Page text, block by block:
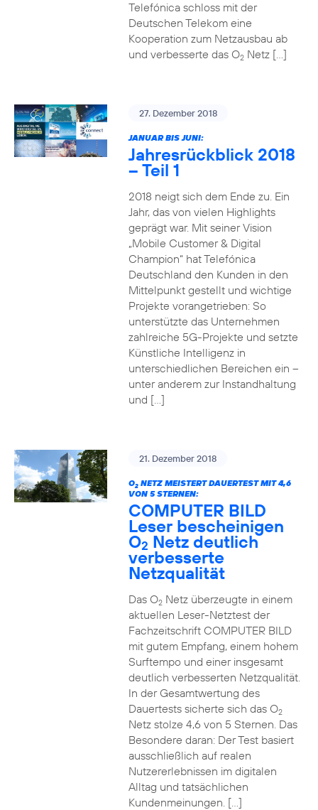
Telefónica schloss mit der
Deutschen Telekom eine
Kooperation zum Netzausbau ab
und verbesserte das O2Netz […]
27. Dezember 2018
JANUAR BIS JUNI:
Jahresrückblick 2018
– Teil 1
2018 neigt sich dem Ende zu. Ein
Jahr, das von vielen Highlights
geprägt war. Mit seiner Vision
„Mobile Customer & Digital
Champion“ hat Telefónica
Deutschland den Kunden in den
Mittelpunkt gestellt und wichtige
Projekte vorangetrieben: So
unterstützte das Unternehmen
zahlreiche 5G-Projekte und setzte
Künstliche Intelligenz in
unterschiedlichen Bereichen ein –
unter anderem zur Instandhaltung
und […]
21. Dezember 2018
O2NETZ MEISTERT DAUERTEST MIT 4,6
VON 5 STERNEN:
COMPUTER BILD
Leser bescheinigen
O2 Netz deutlich
verbesserte
Netzqualität
Das O2Netz überzeugte in einem
aktuellen Leser-Netztest der
Fachzeitschrift COMPUTER BILD
mit gutem Empfang, einem hohem
Surftempo und einer insgesamt
deutlich verbesserten Netzqualität.
In der Gesamtwertung des
Dauertests sicherte sich das O2
Netz stolze 4,6 von 5 Sternen. Das
Besondere daran: Der Test basiert
ausschließlich auf realen
Nutzererlebnissen im digitalen
Alltag und tatsächlichen
Kundenmeinungen. […]